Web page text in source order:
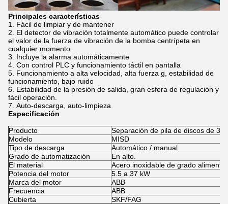
Principales características
Fácil de limpiar y de mantener
El detector de vibración totalmente automático puede controlar
el valor de la fuerza de vibración de la bomba centrípeta en
cualquier momento.
Incluye la alarma automáticamente
Con control PLC y funcionamiento táctil en pantalla
Funcionamiento a alta velocidad, alta fuerza g, estabilidad de
funcionamiento, bajo ruido
Estabilidad de la presión de salida, gran esfera de regulación y
fácil operación.
Auto-descarga, auto-limpieza
Especificación
Producto
Separación de pila de discos de 3
Modelo
MISD
Tipo de descarga
Automático / manual
Grado de automatización
En alto.
El material
Acero inoxidable de grado
Potencia del motor
5.5 a 37 kW
Marca del motor
ABB
Frecuencia
ABB
Cubierta
SKF/FAG